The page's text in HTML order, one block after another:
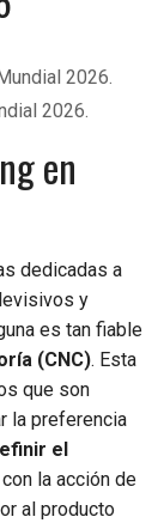
2026.
2026.
en
dedicadas a
y
es tan fiable
(CNC). Esta
que son
la preferencia
el
la acción de
al producto